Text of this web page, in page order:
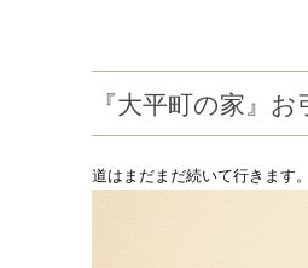
『大平町の家』お
道はまだまだ続いて行きます。